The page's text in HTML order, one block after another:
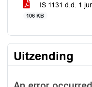
IS 1131 d.d. 1
106 KB
Uitzending